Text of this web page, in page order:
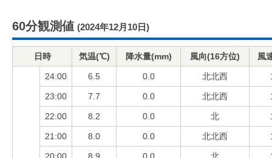
60分観測値 (2024年12月10日)
日時 気温(℃) 降水量(mm) 風向(16方位) 風
24:00 6.5 0.0 北北西
23:00 7.7 0.0 北北西
22:00 8.2 0.0 北
21:00 8.0 0.0 北北西